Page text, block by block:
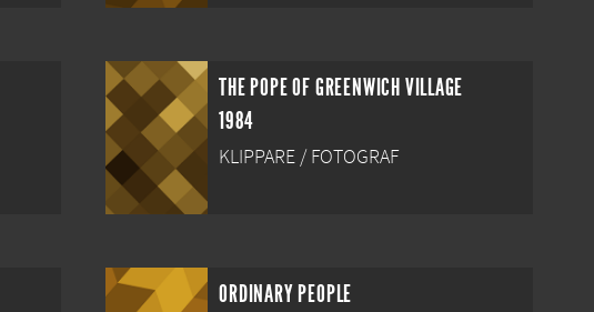
THE POPE OF GREENWICH VILLAGE
1984
KLIPPARE / FOTOGRAF
ORDINARY PEOPLE